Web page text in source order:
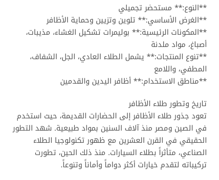
**النوع:** مستحضر تجميلي
**الغرض الأساسي:** تلوين وتزيين وحماية الأظافر
**المكونات الرئيسية:** بوليمرات تشكيل الغشاء، مذيبات،
أصباغ، مواد ملدنة
**تنوع المنتجات:** يشمل الطلاء العادي، الجل، الشفاف،
المطفي، واللامع
**مناطق الاستخدام:** أظافر اليدين والقدمين
تاريخ وتطور طلاء الأظافر
تعود جذور طلاء الأظافر إلى الحضارات القديمة، حيث استخدم
في الصين ومصر منذ آلاف السنين بمواد طبيعية. شهد التطور
الحقيقي في القرن العشرين مع ظهور تكنولوجيا الطلاء
الصناعي، متأثراً بطلاء السيارات. منذ ذلك الحين، تطورت
تركيباته لتقدم خيارات أكثر دواماً وأماناً وتنوعاً.